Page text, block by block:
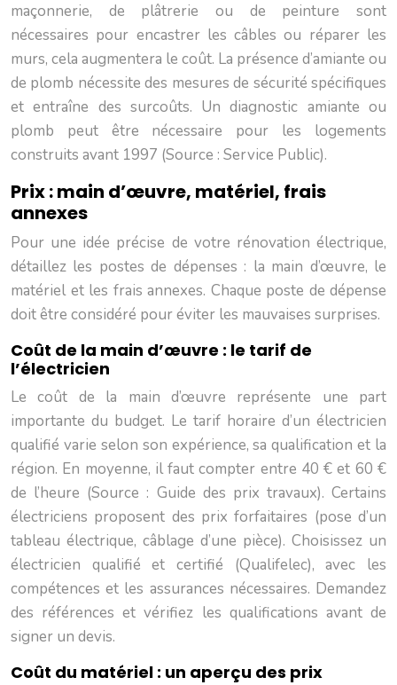
maçonnerie, de plâtrerie ou de peinture sont
nécessaires pour encastrer les câbles ou réparer les
murs, cela augmentera le coût. La présence d’amiante ou
de plomb nécessite des mesures de sécurité spécifiques
et entraîne des surcoûts. Un diagnostic amiante ou
plomb peut être nécessaire pour les logements
construits avant 1997 (Source : Service Public).
Prix : main d’œuvre, matériel, frais
annexes
Pour une idée précise de votre rénovation électrique,
détaillez les postes de dépenses : la main d’œuvre, le
matériel et les frais annexes. Chaque poste de dépense
doit être considéré pour éviter les mauvaises surprises.
Coût de la main d’œuvre : le tarif de
l’électricien
Le coût de la main d’œuvre représente une part
importante du budget. Le tarif horaire d’un électricien
qualifié varie selon son expérience, sa qualification et la
région. En moyenne, il faut compter entre 40 € et 60 €
de l’heure (Source : Guide des prix travaux). Certains
électriciens proposent des prix forfaitaires (pose d’un
tableau électrique, câblage d’une pièce). Choisissez un
électricien qualifié et certifié (Qualifelec), avec les
compétences et les assurances nécessaires. Demandez
des références et vérifiez les qualifications avant de
signer un devis.
Coût du matériel : un aperçu des prix